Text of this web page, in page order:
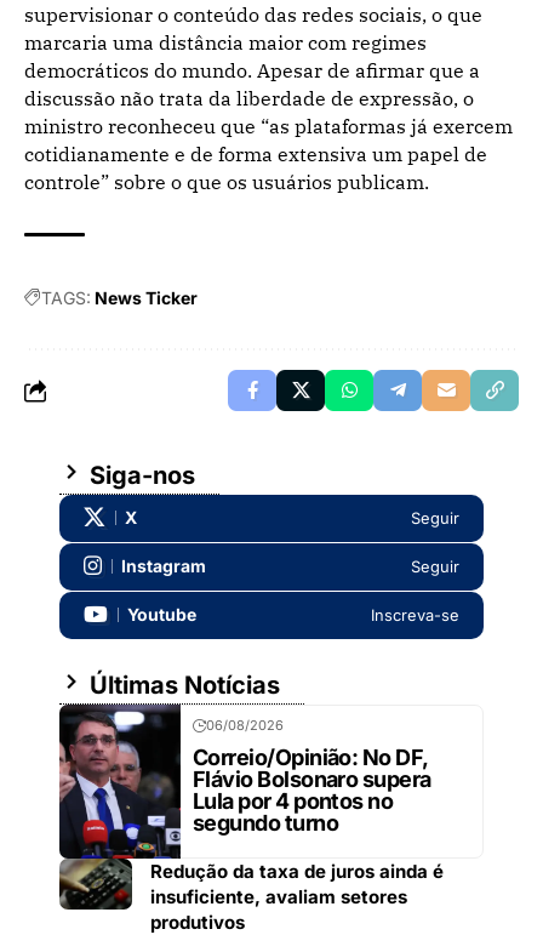
supervisionar o conteúdo das redes sociais, o que
marcaria uma distância maior com regimes
democráticos do mundo. Apesar de afirmar que a
discussão não trata da liberdade de expressão, o
ministro reconheceu que “as plataformas já exercem
cotidianamente e de forma extensiva um papel de
controle” sobre o que os usuários publicam.
TAGS: News Ticker
Siga-nos
X Seguir
Instagram Seguir
Youtube Inscreva-se
Últimas Notícias
06/08/2026
Correio/Opinião: No DF,
Flávio Bolsonaro supera
Lula por 4 pontos no
segundo turno
Redução da taxa de juros ainda é
insuficiente, avaliam setores
produtivos